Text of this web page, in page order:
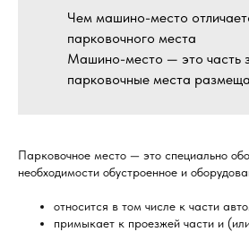
Чем машино-место
парковочного места
Машино-место — это часть
парковочные места
Парковочное место — это специально
необходимости обустроенное и
относится в том числе к части
примыкает к проезжей части и